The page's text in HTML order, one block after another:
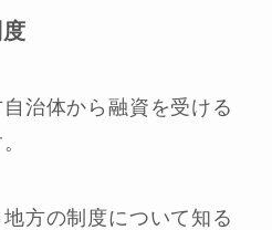
治体から融資を受ける
方の制度について知る